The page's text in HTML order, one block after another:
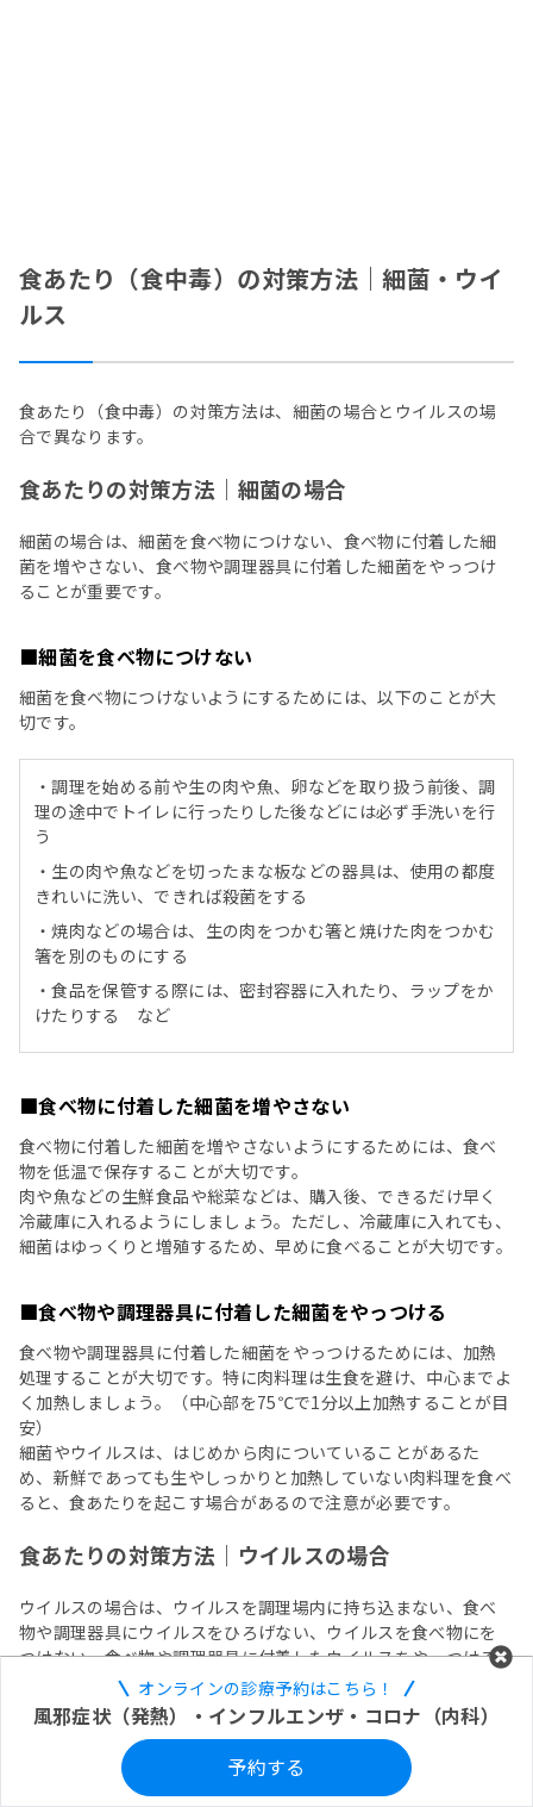
食あたり（食中毒）の対策方法｜細菌・ウイ
ルス
食あたり（食中毒）の対策方法は、細菌の場合とウイルスの場
合で異なります。
食あたりの対策方法｜細菌の場合
細菌の場合は、細菌を食べ物につけない、食べ物に付着した細
菌を増やさない、食べ物や調理器具に付着した細菌をやっつけ
ることが重要です。
■細菌を食べ物につけない
細菌を食べ物につけないようにするためには、以下のことが大
切です。
・調理を始める前や生の肉や魚、卵などを取り扱う前後、調
理の途中でトイレに行ったりした後などには必ず手洗いを行
う
・生の肉や魚などを切ったまな板などの器具は、使用の都度
きれいに洗い、できれば殺菌をする
・焼肉などの場合は、生の肉をつかむ箸と焼けた肉をつかむ
箸を別のものにする
・食品を保管する際には、密封容器に入れたり、ラップをか
けたりする など
■食べ物に付着した細菌を増やさない
食べ物に付着した細菌を増やさないようにするためには、食べ
物を低温で保存することが大切です。
肉や魚などの生鮮食品や総菜などは、購入後、できるだけ早く
冷蔵庫に入れるようにしましょう。ただし、冷蔵庫に入れても、
細菌はゆっくりと増殖するため、早めに食べることが大切です。
■食べ物や調理器具に付着した細菌をやっつける
食べ物や調理器具に付着した細菌をやっつけるためには、加熱
処理することが大切です。特に肉料理は生食を避け、中心までよ
く加熱しましょう。（中心部を75℃で1分以上加熱することが目
安）
細菌やウイルスは、はじめから肉についていることがあるた
め、新鮮であっても生やしっかりと加熱していない肉料理を食べ
ると、食あたりを起こす場合があるので注意が必要です。
食あたりの対策方法｜ウイルスの場合
ウイルスの場合は、ウイルスを調理場内に持ち込まない、食べ
物や調理器具にウイルスをひろげない、ウイルスを食べ物にを
つけない、食べ物や調理器具に付着したウイルスをやっつける
ことが重要です。
なお、ウイルスを食べ物にをつけない、食べ物や調理器具に付
着したウイルスをやっつけるについては、細菌の場合と同じ対
策方法になります。
オンラインの診療予約はこちら！
風邪症状（発熱）・インフルエンザ・コロナ（内科）
予約する